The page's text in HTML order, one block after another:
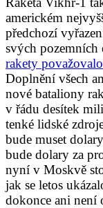
americkém
předchozí
svých pozemních
rakety
Doplnění všech
nové bataliony
v řádu desítek
tenké lidské
bude muset
bude dolary za
nyní v Moskvě
jak se letos
dokonce ani není